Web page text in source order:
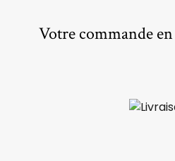
Votre commande